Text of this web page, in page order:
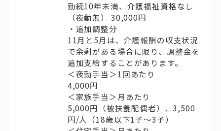
勤続10年未満、介護福祉資格なし
（夜勤無） 30,000円
・追加調整分
11月と5月は、介護報酬の収支状況
で余剰がある場合に限り、調整金を
追加支給することがあります。
＜夜勤手当＞1回あたり
4,000円
＜家族手当＞月あたり
5,000円（被扶養配偶者）、3,500
円/人（18歳以下1子〜3子）